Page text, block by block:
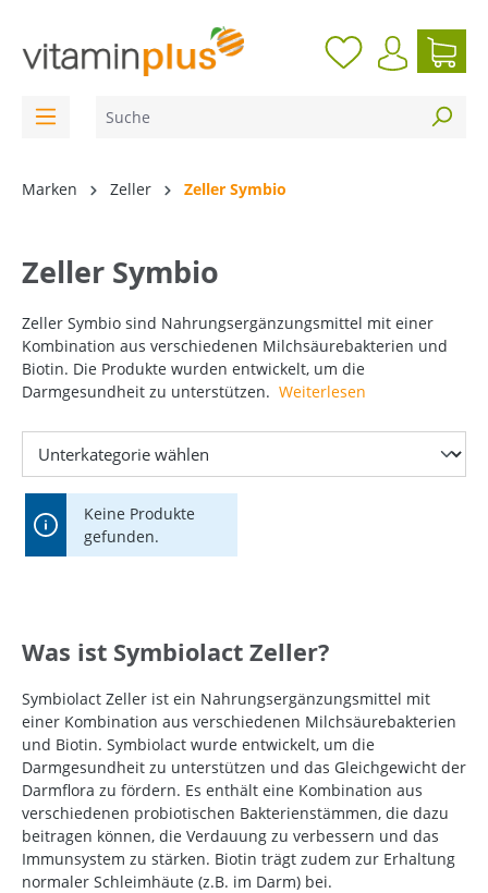
Marken Zeller Zeller Symbio
Zeller Symbio
Zeller Symbio sind Nahrungsergänzungsmittel mit einer
Kombination aus verschiedenen Milchsäurebakterien und
Biotin. Die Produkte wurden entwickelt, um die
Darmgesundheit zu unterstützen. Weiterlesen
Keine Produkte
gefunden.
Was ist Symbiolact Zeller?
Symbiolact Zeller ist ein Nahrungsergänzungsmittel mit
einer Kombination aus verschiedenen Milchsäurebakterien
und Biotin. Symbiolact wurde entwickelt, um die
Darmgesundheit zu unterstützen und das Gleichgewicht der
Darmflora zu fördern. Es enthält eine Kombination aus
verschiedenen probiotischen Bakterienstämmen, die dazu
beitragen können, die Verdauung zu verbessern und das
Immunsystem zu stärken. Biotin trägt zudem zur Erhaltung
normaler Schleimhäute (z.B. im Darm) bei.